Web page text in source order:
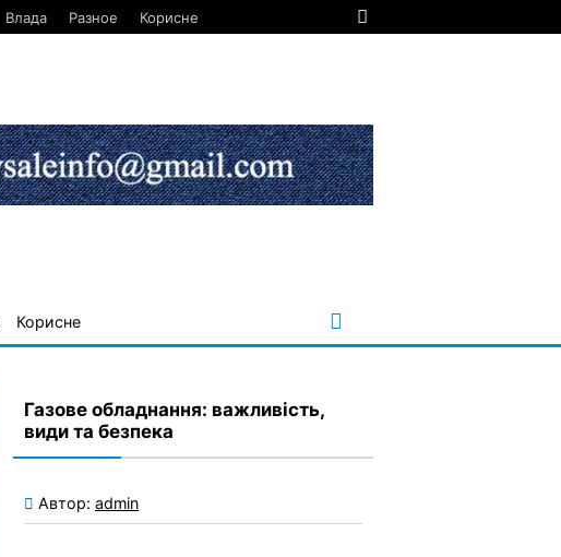
Влада Разное Корисне
Корисне
Газове обладнання: важливість,
види та безпека
Автор: admin